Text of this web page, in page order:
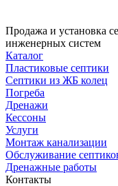
Продажа и установка
инженерных систем
Каталог
Пластиковые септики
Септики из ЖБ колец
Погреба
Дренажи
Кессоны
Услуги
Монтаж канализации
Обслуживание
Дренажные работы
Контакты